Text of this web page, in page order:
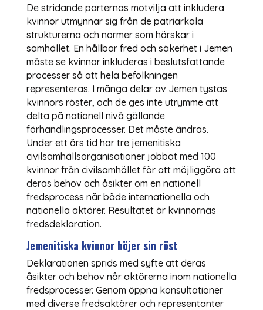
De stridande parternas motvilja att inkludera
kvinnor utmynnar sig från de patriarkala
strukturerna och normer som härskar i
samhället. En hållbar fred och säkerhet i Jemen
måste se kvinnor inkluderas i beslutsfattande
processer så att hela befolkningen
representeras. I många delar av Jemen tystas
kvinnors röster, och de ges inte utrymme att
delta på nationell nivå gällande
förhandlingsprocesser. Det måste ändras.
Under ett års tid har tre jemenitiska
civilsamhällsorganisationer jobbat med 100
kvinnor från civilsamhället för att möjliggöra att
deras behov och åsikter om en nationell
fredsprocess når både internationella och
nationella aktörer. Resultatet är kvinnornas
fredsdeklaration.
Jemenitiska kvinnor höjer sin röst
Deklarationen sprids med syfte att deras
åsikter och behov når aktörerna inom nationella
fredsprocesser. Genom öppna konsultationer
med diverse fredsaktörer och representanter